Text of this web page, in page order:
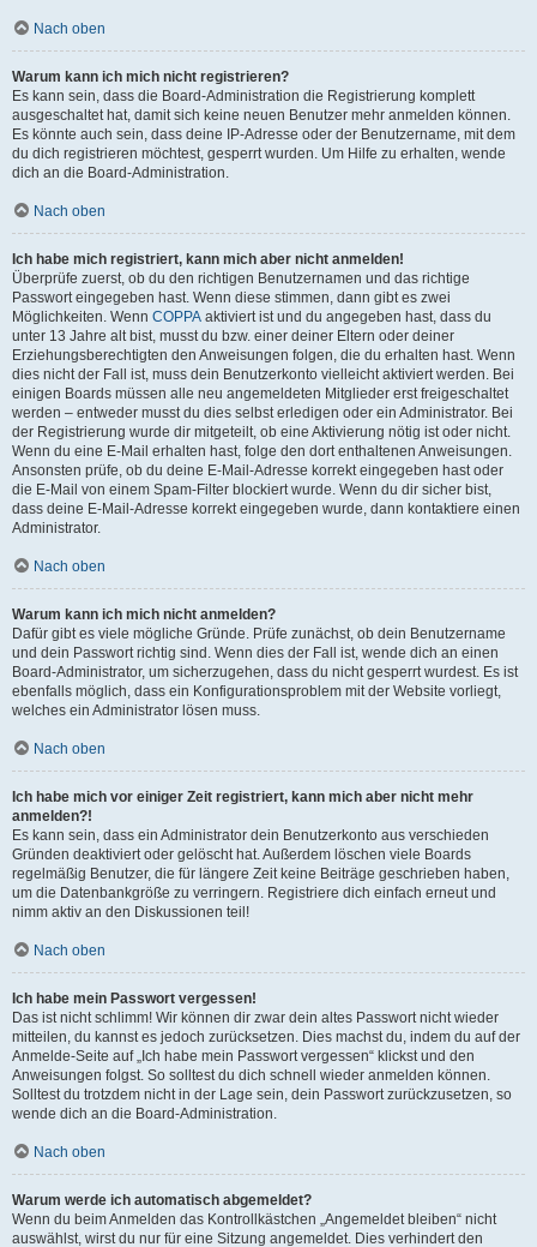
Nach oben
Warum kann ich mich nicht registrieren?
Es kann sein, dass die Board-Administration die Registrierung komplett
ausgeschaltet hat, damit sich keine neuen Benutzer mehr anmelden können.
Es könnte auch sein, dass deine IP-Adresse oder der Benutzername, mit dem
du dich registrieren möchtest, gesperrt wurden. Um Hilfe zu erhalten, wende
dich an die Board-Administration.
Nach oben
Ich habe mich registriert, kann mich aber nicht anmelden!
Überprüfe zuerst, ob du den richtigen Benutzernamen und das richtige
Passwort eingegeben hast. Wenn diese stimmen, dann gibt es zwei
Möglichkeiten. Wenn COPPA aktiviert ist und du angegeben hast, dass du
unter 13 Jahre alt bist, musst du bzw. einer deiner Eltern oder deiner
Erziehungsberechtigten den Anweisungen folgen, die du erhalten hast. Wenn
dies nicht der Fall ist, muss dein Benutzerkonto vielleicht aktiviert werden. Bei
einigen Boards müssen alle neu angemeldeten Mitglieder erst freigeschaltet
werden – entweder musst du dies selbst erledigen oder ein Administrator. Bei
der Registrierung wurde dir mitgeteilt, ob eine Aktivierung nötig ist oder nicht.
Wenn du eine E-Mail erhalten hast, folge den dort enthaltenen Anweisungen.
Ansonsten prüfe, ob du deine E-Mail-Adresse korrekt eingegeben hast oder
die E-Mail von einem Spam-Filter blockiert wurde. Wenn du dir sicher bist,
dass deine E-Mail-Adresse korrekt eingegeben wurde, dann kontaktiere einen
Administrator.
Nach oben
Warum kann ich mich nicht anmelden?
Dafür gibt es viele mögliche Gründe. Prüfe zunächst, ob dein Benutzername
und dein Passwort richtig sind. Wenn dies der Fall ist, wende dich an einen
Board-Administrator, um sicherzugehen, dass du nicht gesperrt wurdest. Es ist
ebenfalls möglich, dass ein Konfigurationsproblem mit der Website vorliegt,
welches ein Administrator lösen muss.
Nach oben
Ich habe mich vor einiger Zeit registriert, kann mich aber nicht mehr
anmelden?!
Es kann sein, dass ein Administrator dein Benutzerkonto aus verschieden
Gründen deaktiviert oder gelöscht hat. Außerdem löschen viele Boards
regelmäßig Benutzer, die für längere Zeit keine Beiträge geschrieben haben,
um die Datenbankgröße zu verringern. Registriere dich einfach erneut und
nimm aktiv an den Diskussionen teil!
Nach oben
Ich habe mein Passwort vergessen!
Das ist nicht schlimm! Wir können dir zwar dein altes Passwort nicht wieder
mitteilen, du kannst es jedoch zurücksetzen. Dies machst du, indem du auf der
Anmelde-Seite auf „Ich habe mein Passwort vergessen“ klickst und den
Anweisungen folgst. So solltest du dich schnell wieder anmelden können.
Solltest du trotzdem nicht in der Lage sein, dein Passwort zurückzusetzen, so
wende dich an die Board-Administration.
Nach oben
Warum werde ich automatisch abgemeldet?
Wenn du beim Anmelden das Kontrollkästchen „Angemeldet bleiben“ nicht
auswählst, wirst du nur für eine Sitzung angemeldet. Dies verhindert den